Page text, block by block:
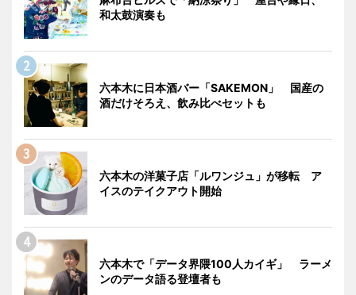
和太鼓演奏も
六本木に日本酒バー「SAKEMON」 国産の
酒だけそろえ、飲み比べセットも
六本木の洋菓子店「ルワンジュ」が移転 ア
イスのテイクアウト開始
六本木で「データ界隈100人カイギ」 ラーメ
ンのデータ語る登壇者も